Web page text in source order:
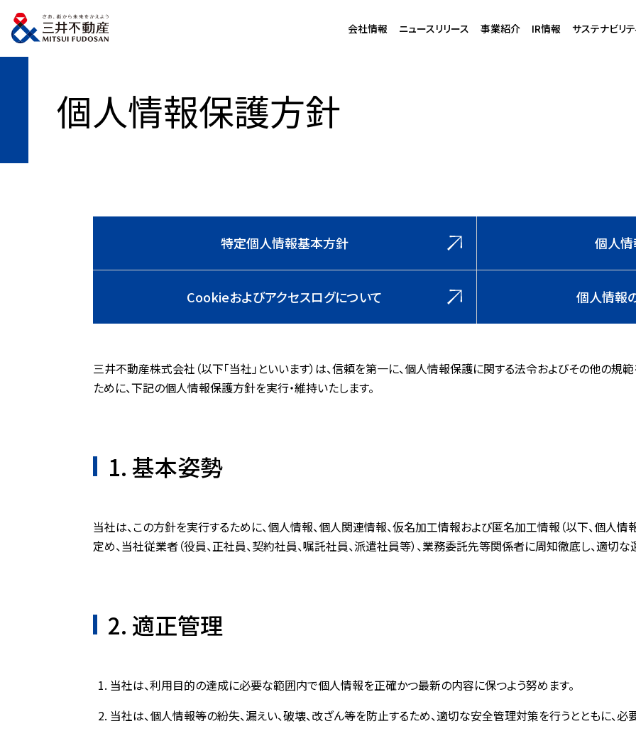
会社情報 ニュースリリース 事業紹介 IR情報 サステナビリテ
トップページ 個人情報保護方針
個人情報保護方針
特定個人情報基本方針 個人情
Cookieおよびアクセスログについて 個人情報
三井不動産株式会社（以下「当社」といいます）は、信頼を第一に、個人情報保護に関する法令およびその他の
ために、下記の個人情報保護方針を実行・維持いたします。
1. 基本姿勢
当社は、この方針を実行するために、個人情報、個人関連情報、仮名加工情報および匿名加工情報（以下、個人
定め、当社従業者（役員、正社員、契約社員、嘱託社員、派遣社員等）、業務委託先等関係者に周知徹底し、適切な
2. 適正管理
当社は、利用目的の達成に必要な範囲内で個人情報を正確かつ最新の内容に保つよう努めます。
当社は、個人情報等の紛失、漏えい、破壊、改ざん等を防止するため、適切な安全管理対策を行うとともに、必